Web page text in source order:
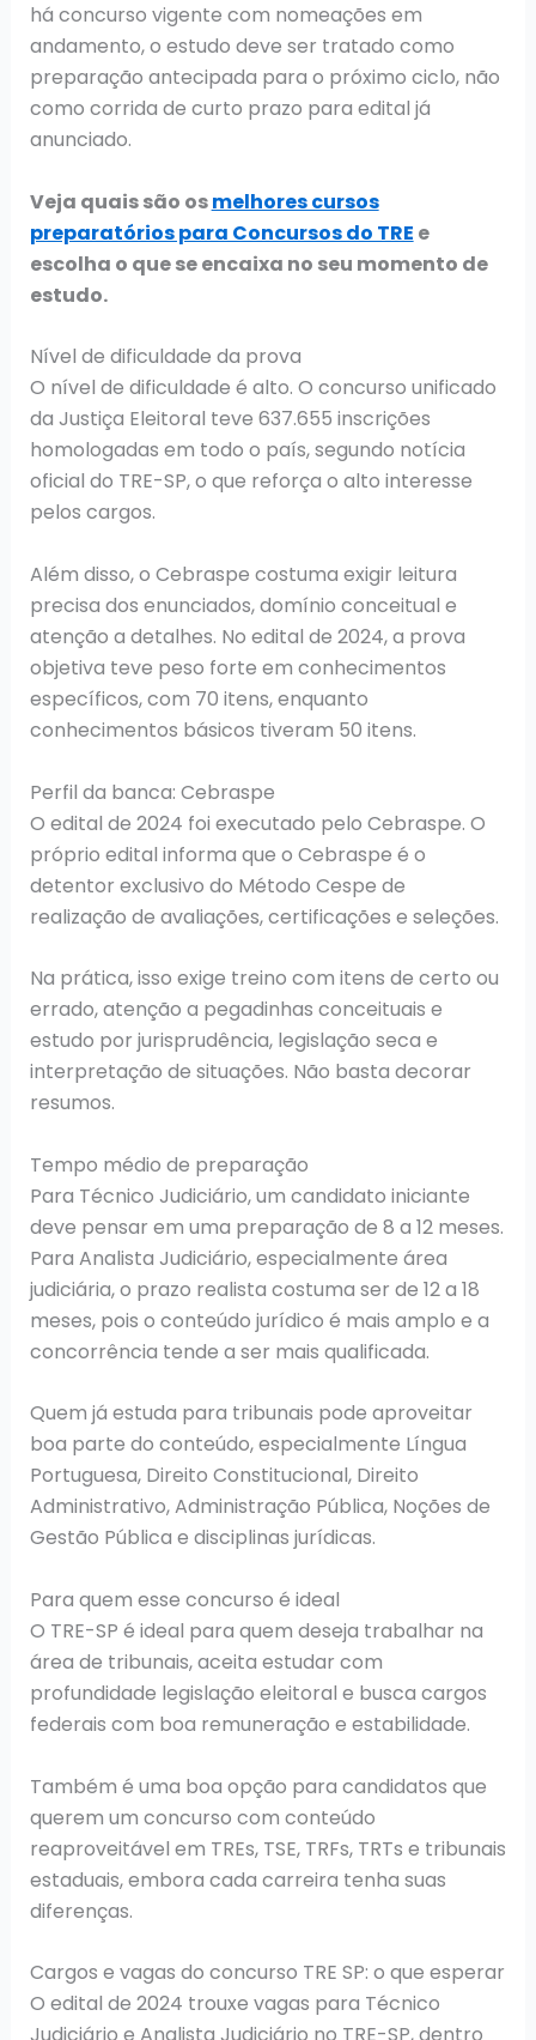
há concurso vigente com nomeações em
andamento, o estudo deve ser tratado como
preparação antecipada para o próximo ciclo, não
como corrida de curto prazo para edital já
anunciado.
Veja quais são osmelhores cursos
preparatórios para Concursos do TRE e
escolha o que se encaixa no seu momento de
estudo.
Nível de dificuldade da prova
O nível de dificuldade é alto. O concurso unificado
da Justiça Eleitoral teve 637.655 inscrições
homologadas em todo o país, segundo notícia
oficial do TRE-SP, o que reforça o alto interesse
pelos cargos.
Além disso, o Cebraspe costuma exigir leitura
precisa dos enunciados, domínio conceitual e
atenção a detalhes. No edital de 2024, a prova
objetiva teve peso forte em conhecimentos
específicos, com 70 itens, enquanto
conhecimentos básicos tiveram 50 itens.
Perfil da banca: Cebraspe
O edital de 2024 foi executado pelo Cebraspe. O
próprio edital informa que o Cebraspe é o
detentor exclusivo do Método Cespe de
realização de avaliações, certificações e seleções.
Na prática, isso exige treino com itens de certo ou
errado, atenção a pegadinhas conceituais e
estudo por jurisprudência, legislação seca e
interpretação de situações. Não basta decorar
resumos.
Tempo médio de preparação
Para Técnico Judiciário, um candidato iniciante
deve pensar em uma preparação de 8 a 12 meses.
Para Analista Judiciário, especialmente área
judiciária, o prazo realista costuma ser de 12 a 18
meses, pois o conteúdo jurídico é mais amplo e a
concorrência tende a ser mais qualificada.
Quem já estuda para tribunais pode aproveitar
boa parte do conteúdo, especialmente Língua
Portuguesa, Direito Constitucional, Direito
Administrativo, Administração Pública, Noções de
Gestão Pública e disciplinas jurídicas.
Para quem esse concurso é ideal
O TRE-SP é ideal para quem deseja trabalhar na
área de tribunais, aceita estudar com
profundidade legislação eleitoral e busca cargos
federais com boa remuneração e estabilidade.
Também é uma boa opção para candidatos que
querem um concurso com conteúdo
reaproveitável em TREs, TSE, TRFs, TRTs e tribunais
estaduais, embora cada carreira tenha suas
diferenças.
Cargos e vagas do concurso TRE SP: o que esperar
O edital de 2024 trouxe vagas para Técnico